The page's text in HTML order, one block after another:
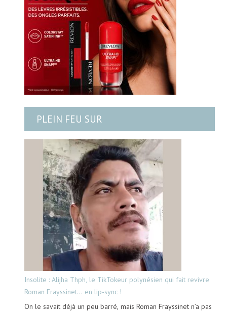
PLEIN FEU SUR
Insolite : Alijha Thph, le TikTokeur polynésien qui fait revivre
Roman Frayssinet… en lip-sync !
On le savait déjà un peu barré, mais Roman Frayssinet n’a pas